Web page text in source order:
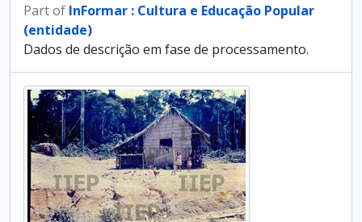
Part of InFormar : Cultura e Educação Popular
(entidade)
Dados de descrição em fase de processamento.